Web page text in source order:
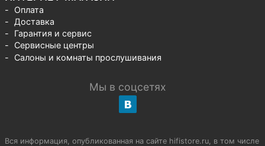
Оплата
Доставка
Гарантия и сервис
Сервисные центры
Салоны и комнаты прослушивания
Мы в соцсетях
Вся информация, опубликованная на сайте hifistore.ru, в том числе